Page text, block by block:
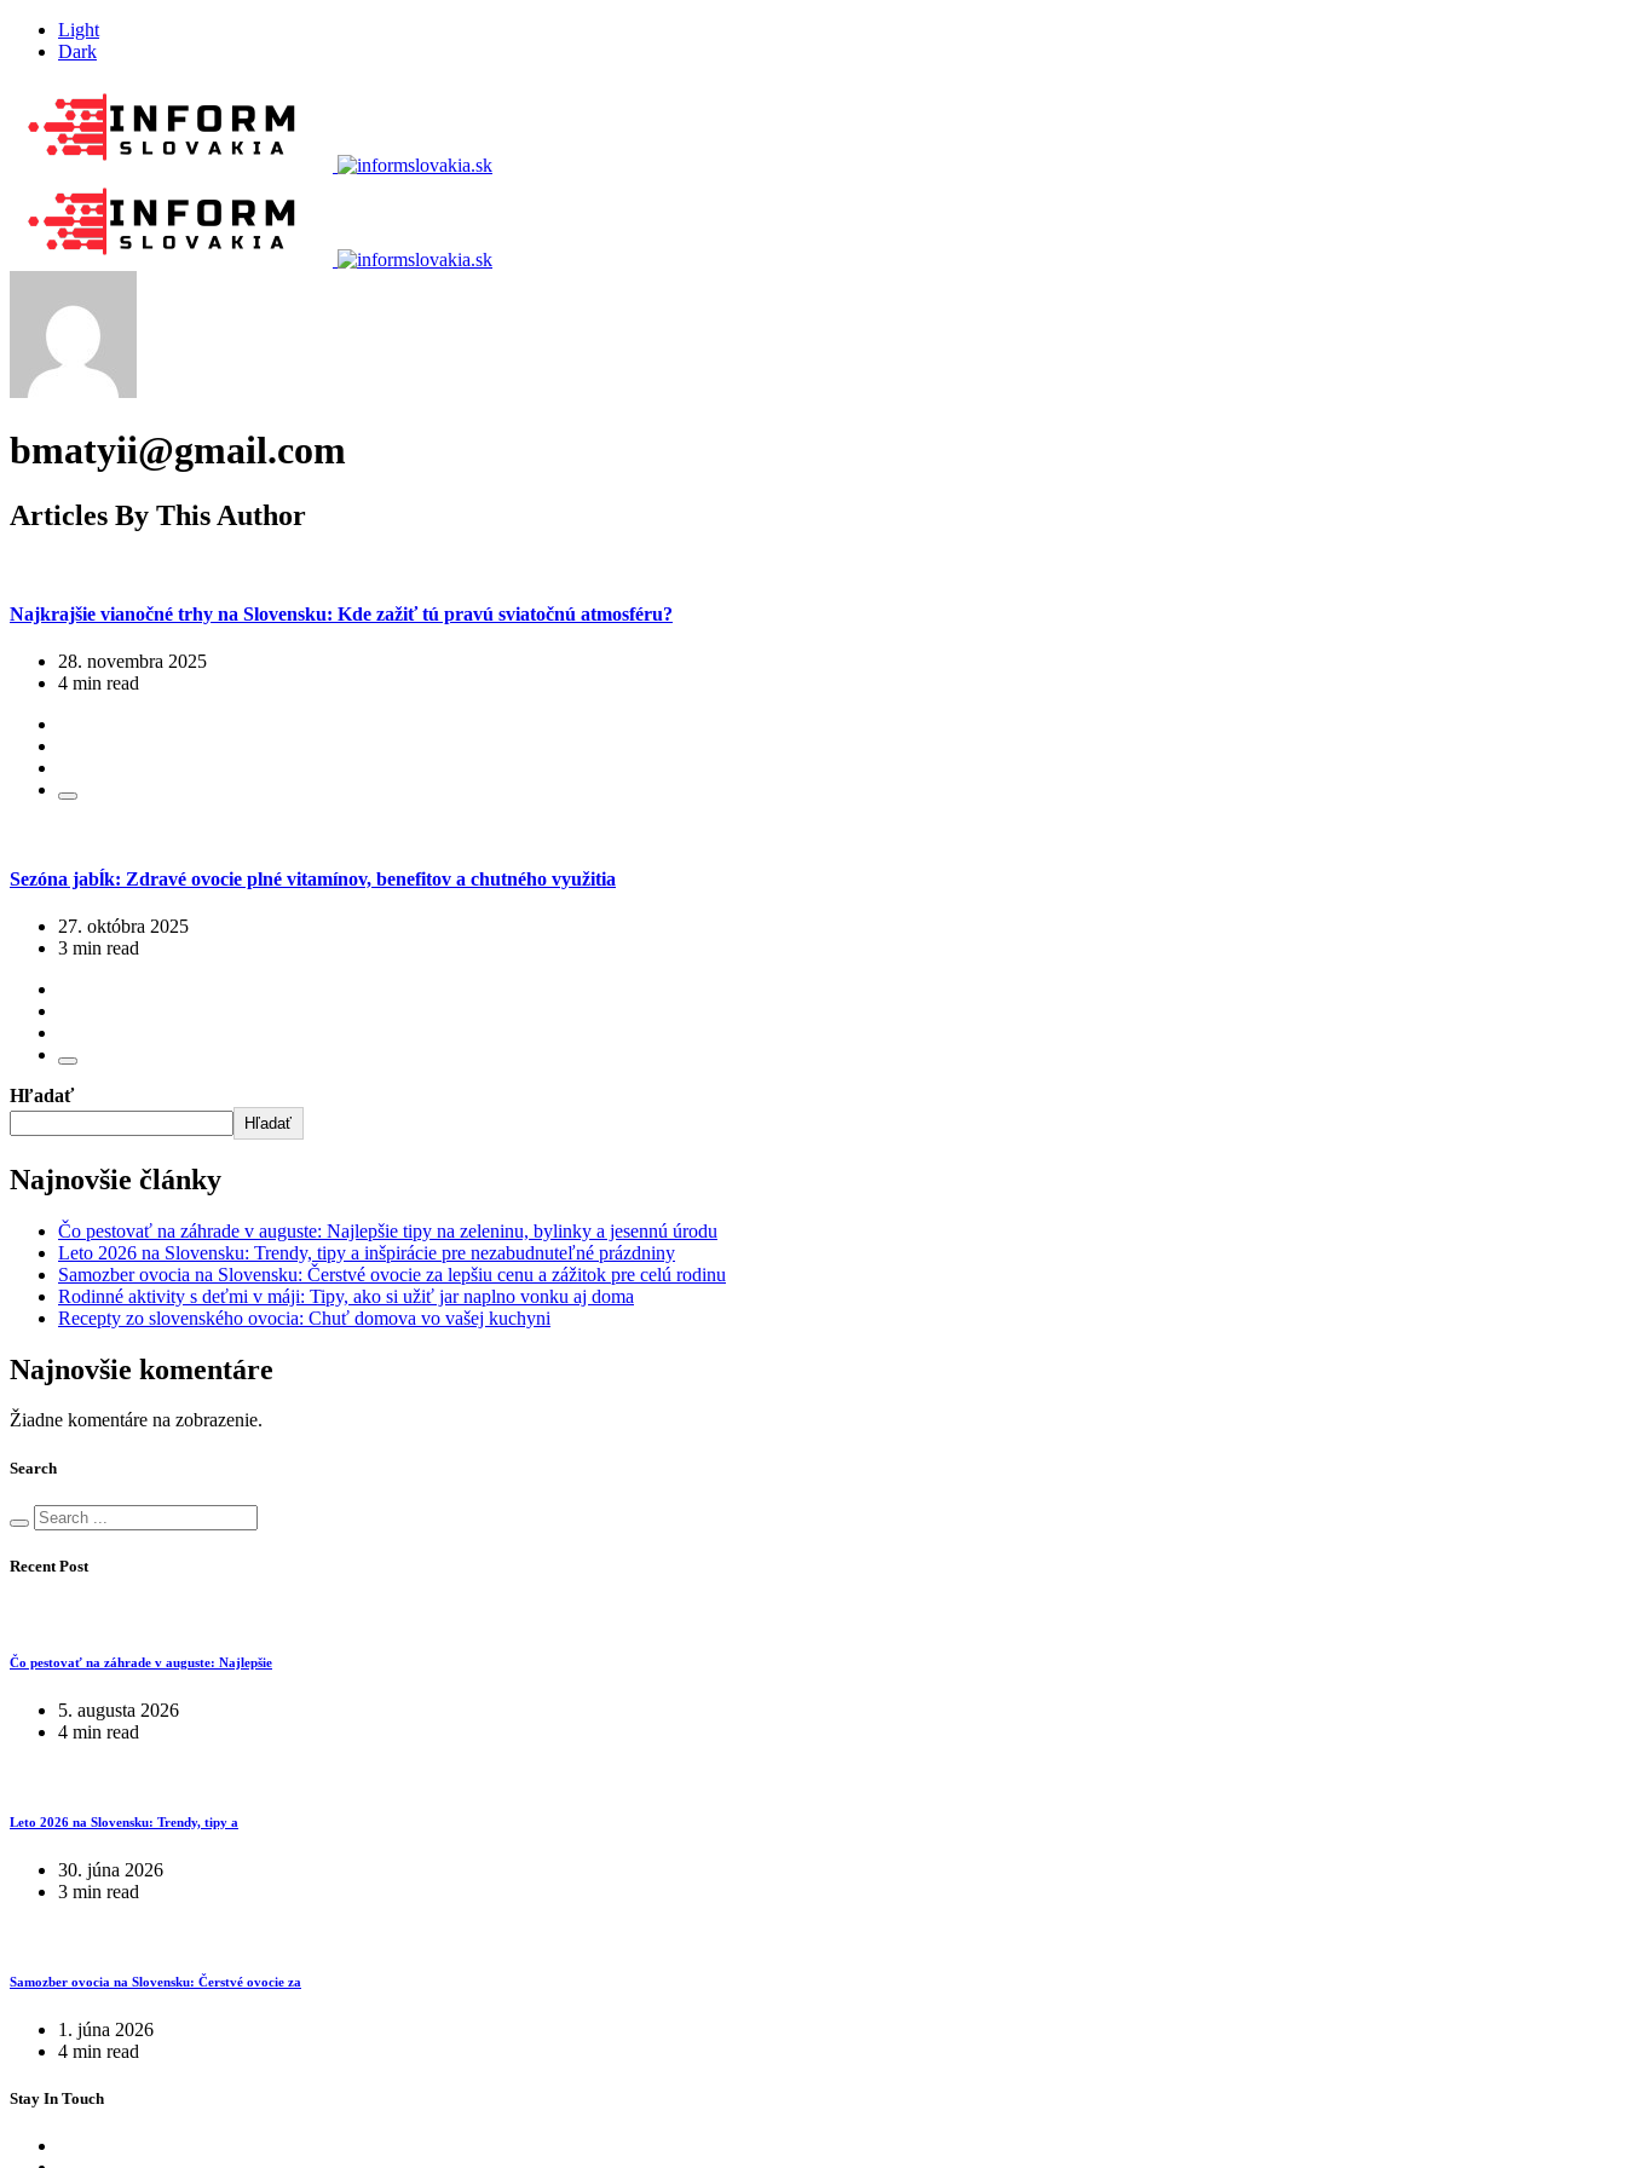
Light
Dark
bmatyii@gmail.com
Articles By This Author
Najkrajšie vianočné trhy na Slovensku: Kde zažiť tú pravú sviatočnú atmosféru?
28. novembra 2025
4 min read
Sezóna jabĺk: Zdravé ovocie plné vitamínov, benefitov a chutného využitia
27. októbra 2025
3 min read
Hľadať
Hľadať
Najnovšie články
Čo pestovať na záhrade v auguste: Najlepšie tipy na zeleninu, bylinky a jesennú úrodu
Leto 2026 na Slovensku: Trendy, tipy a inšpirácie pre nezabudnuteľné prázdniny
Samozber ovocia na Slovensku: Čerstvé ovocie za lepšiu cenu a zážitok pre celú rodinu
Rodinné aktivity s deťmi v máji: Tipy, ako si užiť jar naplno vonku aj doma
Recepty zo slovenského ovocia: Chuť domova vo vašej kuchyni
Najnovšie komentáre
Žiadne komentáre na zobrazenie.
Search
Recent Post
Čo pestovať na záhrade v auguste: Najlepšie
5. augusta 2026
4 min read
Leto 2026 na Slovensku: Trendy, tipy a
30. júna 2026
3 min read
Samozber ovocia na Slovensku: Čerstvé ovocie za
1. júna 2026
4 min read
Stay In Touch